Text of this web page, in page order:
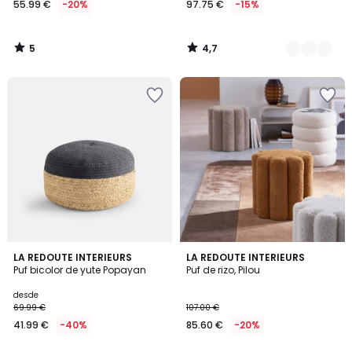
en
de
69.99
55.99 € -20%
5
/
97.75 € -15%
4,7
/
LA REDOUTE INTERIEURS
Puf bicolor de yute Popayan
desde
69.99 €
41.99 € -40%
4,1
/ 5
3
Colores
LA REDOUTE INTERIEURS
Puf de rizo, Pilou
107.00 €
85.60 € -20%
4,3
/ 5